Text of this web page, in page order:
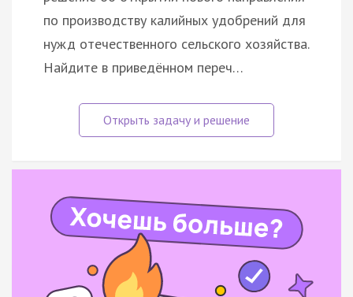
по производству калийных удобрений для
нужд отечественного сельского хозяйства.
Найдите в приведённом переч…